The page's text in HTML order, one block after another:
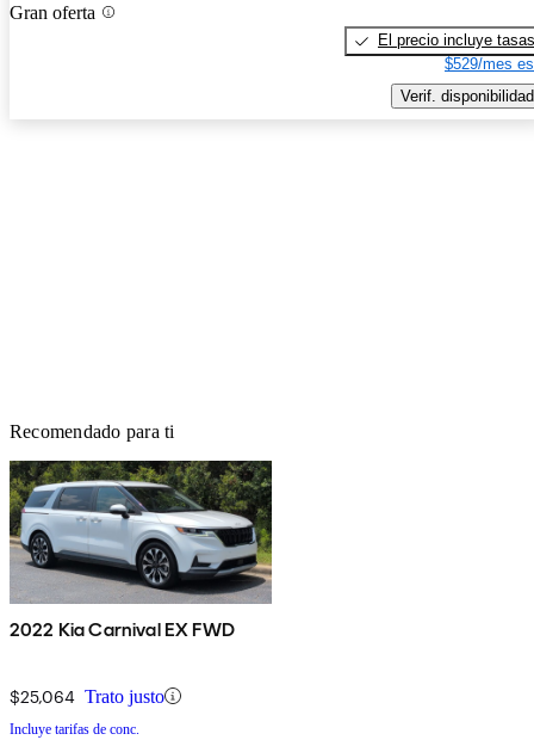
Gran oferta
El precio incluye tasas
$529/mes
Verif. disponibilidad
Recomendado para ti
2022 Kia Carnival EX FWD
$25,064 Trato justo
Incluye tarifas de conc.